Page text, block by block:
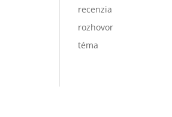
recenzia
rozhovor
téma